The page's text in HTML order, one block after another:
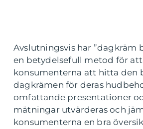
Avslutningsvis har ”dagkräm
en betydelsefull metod för
konsumenterna att hitta den
dagkrämen för deras
omfattande presentationer
mätningar utvärderas och
konsumenterna en bra